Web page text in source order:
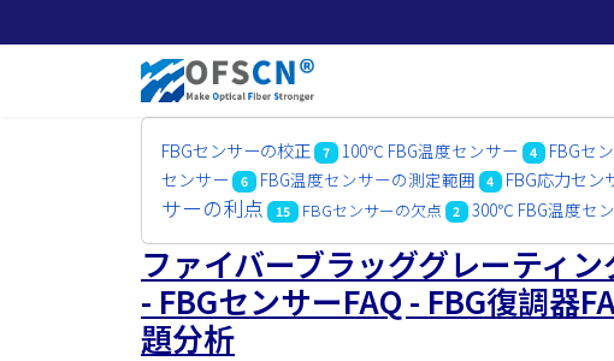
FBGセンサーの校正 7 100℃ FBG温度センサー 4 FBGセ
センサー
6 FBG温度センサーの測定範囲 4 FBG応力セン
サーの利点
15 FBGセンサーの欠点 2 300℃ FBG温度セ
ファイバーブラッググレーティ
- FBGセンサーFAQ - FBG復調器
題分析